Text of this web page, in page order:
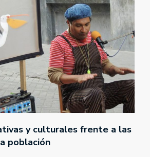
y culturales frente a las
población